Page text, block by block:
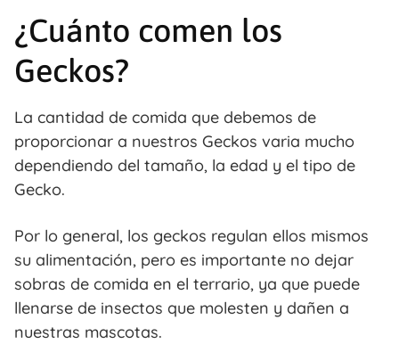
¿Cuánto comen los
Geckos?
La cantidad de comida que debemos de
proporcionar a nuestros Geckos varia mucho
dependiendo del tamaño, la edad y el tipo de
Gecko.
Por lo general, los geckos regulan ellos mismos
su alimentación, pero es importante no dejar
sobras de comida en el terrario, ya que puede
llenarse de insectos que molesten y dañen a
nuestras mascotas.